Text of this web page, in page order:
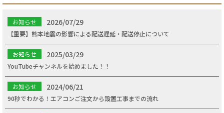
お知らせ 2026/07/29
【重要】熊本地震の影響による配送遅延・配送停止について
お知らせ 2025/03/29
YouTubeチャンネルを始めました！！
お知らせ 2024/06/21
90秒でわかる！エアコンご注文から設置工事までの流れ